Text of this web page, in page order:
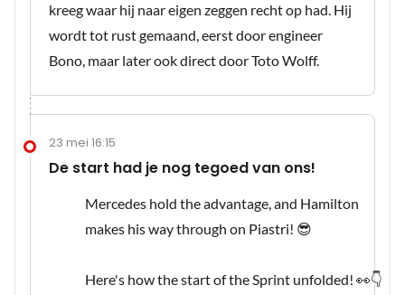
kreeg waar hij naar eigen zeggen recht op had. Hij
wordt tot rust gemaand, eerst door engineer
Bono, maar later ook direct door Toto Wolff.
23 mei 16:15
De start had je nog tegoed van ons!
Mercedes hold the advantage, and Hamilton
makes his way through on Piastri! 😎
Here's how the start of the Sprint unfolded! 👀👇